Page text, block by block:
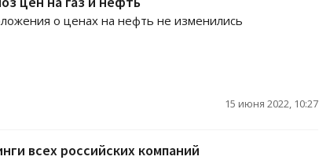
о ценах на нефть не изменились
15 июня 2022, 10:27
всех российских компаний